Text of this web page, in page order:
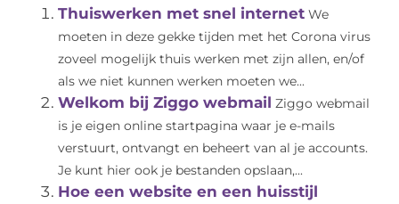
Thuiswerken met snel internet We
moeten in deze gekke tijden met het Corona virus
zoveel mogelijk thuis werken met zijn allen, en/of
als we niet kunnen werken moeten we...
Welkom bij Ziggo webmail Ziggo webmail
is je eigen online startpagina waar je e-mails
verstuurt, ontvangt en beheert van al je accounts.
Je kunt hier ook je bestanden opslaan,...
Hoe een website en een huisstijl